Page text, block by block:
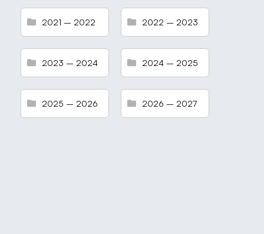
2021 – 2022 2022 – 2023
2023 – 2024 2024 – 2025
2025 – 2026 2026 – 2027